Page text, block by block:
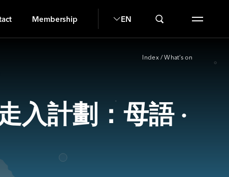
Membership EN
Index / What’s on
入計劃：母語 ·